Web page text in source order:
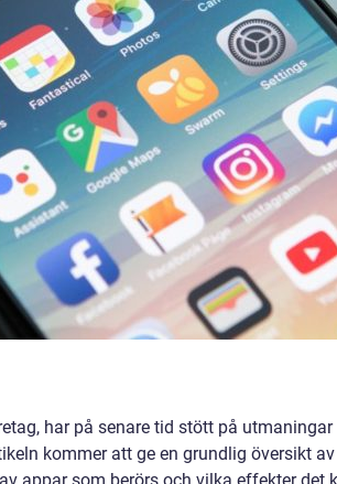
har på senare tid stött på
kommer att ge en grundlig översikt